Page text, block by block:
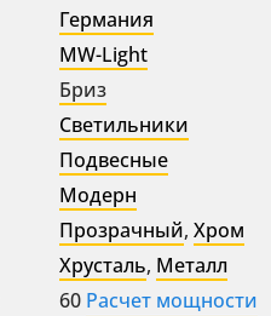
Германия
MW-Light
Бриз
Светильники
Подвесные
Модерн
Прозрачный, Хром
Хрусталь, Металл
60 Расчет мощности